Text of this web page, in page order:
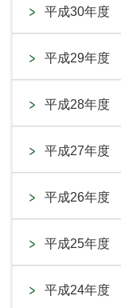
平成30年度
平成29年度
平成28年度
平成27年度
平成26年度
平成25年度
平成24年度